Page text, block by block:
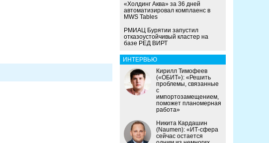
«Холдинг Аква» за 36 дней
автоматизировал комплаенс в
MWS Tables
РМИАЦ Бурятии запустил
отказоустойчивый кластер на
базе РЕД ВИРТ
ИНТЕРВЬЮ
Кирилл Тимофеев
(«ОБИТ»): «Решить
проблемы, связанные
с
импортозамещением,
поможет планомерная
работа»
Никита Кардашин
(Naumen): «ИТ-сфера
сейчас остается